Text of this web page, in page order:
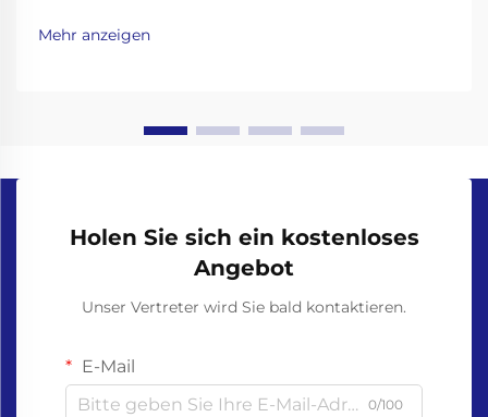
Plastikhandschuhen und wurden entwickelt, um sich
auf natürliche Weise in nährstoffreichen Boden
Mehr anzeigen
Holen Sie sich ein kostenloses
Angebot
Unser Vertreter wird Sie bald kontaktieren.
E-Mail
0/100